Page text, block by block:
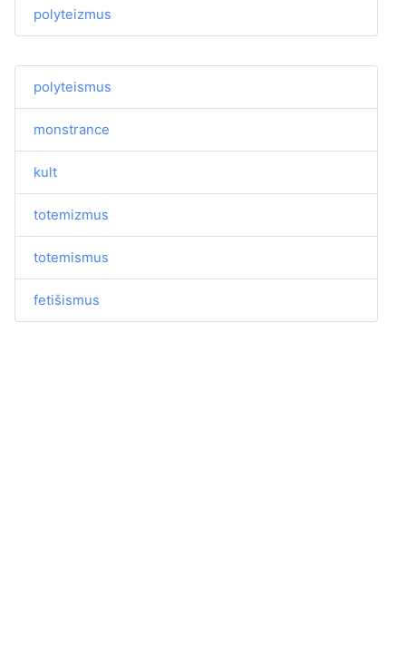
polyteizmus
polyteismus
monstrance
kult
totemizmus
totemismus
fetišismus